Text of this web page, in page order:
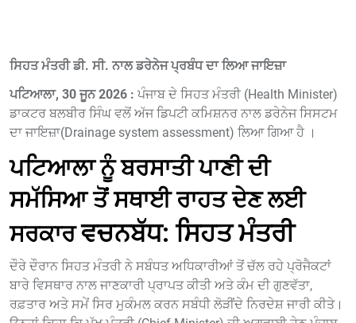
ਸਿਹਤ ਮੰਤਰੀ ਡੀ. ਸੀ. ਨਾਲ ਡਰੇਨੇਜ ਪ੍ਰਬੰਧ ਦਾ ਲਿਆ ਜਾਇਜ਼ਾ
ਪਟਿਆਲਾ, 30 ਜੂਨ 2026 : ਪੰਜਾਬ ਦੇ ਸਿਹਤ ਮੰਤਰੀ (Health Minister)
ਡਾਕਟਰ ਬਲਬੀਰ ਸਿੰਘ ਵਲੋਂ ਅੱਜ ਡਿਪਟੀ ਕਮਿਸ਼ਨਰ ਨਾਲ ਡਰੇਨੇਜ ਸਿਸਟਮ
ਦਾ ਜਾਇਜ਼ਾ(Drainage system assessment) ਲਿਆ ਗਿਆ ਹੈ ।
ਪਟਿਆਲਾ ਨੂੰ ਬਰਸਾਤੀ ਪਾਣੀ ਦੀ
ਸਮੱਸਿਆ ਤੋਂ ਸਥਾਈ ਰਾਹਤ ਦੇਣ ਲਈ
ਸਰਕਾਰਵਚਨਬੱਧ: ਸਿਹਤ ਮੰਤਰੀ
ਦੌਰੇ ਦੌਰਾਨ ਸਿਹਤ ਮੰਤਰੀ ਨੇ ਸਬੰਧਤ ਅਧਿਕਾਰੀਆਂ ਤੋਂ ਚੱਲ ਰਹੇ ਪ੍ਰੋਜੈਕਟਾਂ
ਬਾਰੇ ਵਿਸਥਾਰ ਨਾਲ ਜਾਣਕਾਰੀ ਪ੍ਰਾਪਤ ਕੀਤੀ ਅਤੇ ਕੰਮ ਦੀ ਗੁਣਵੱਤਾ,
ਰਫ਼ਤਾਰ ਅਤੇ ਸਮੇਂ ਸਿਰ ਮੁਕੰਮਲ ਕਰਨ ਸਬੰਧੀ ਲੋੜੀਂਦੇ ਨਿਰਦੇਸ਼ ਜਾਰੀ ਕੀਤੇ।